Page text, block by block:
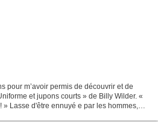
pour m’avoir permis de découvrir et de
et jupons courts » de Billy Wilder. «
Lasse d'être ennuyé e par les hommes,